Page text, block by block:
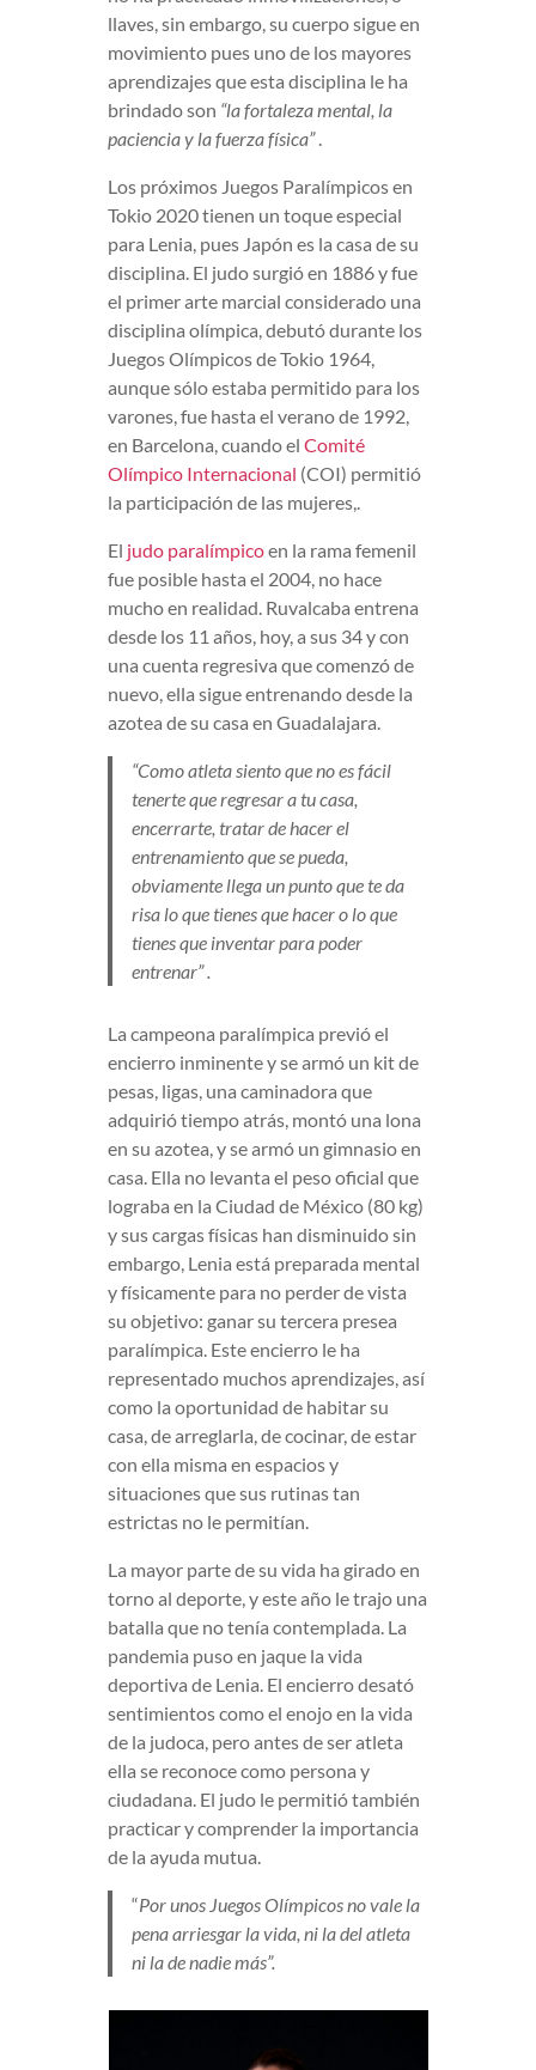
llaves, sin embargo, su cuerpo sigue en
movimiento pues uno de los mayores
aprendizajes que esta disciplina le ha
brindado son “la fortaleza mental, la
paciencia y la fuerza física”.
Los próximos Juegos Paralímpicos en
Tokio 2020 tienen un toque especial
para Lenia, pues Japón es la casa de su
disciplina. El judo surgió en 1886 y fue
el primer arte marcial considerado una
disciplina olímpica, debutó durante los
Juegos Olímpicos de Tokio 1964,
aunque sólo estaba permitido para los
varones, fue hasta el verano de 1992,
en Barcelona, cuando elComité
Olímpico Internacional (COI) permitió
la participación de las mujeres,.
El judo paralímpicoen la rama femenil
fue posible hasta el 2004, no hace
mucho en realidad. Ruvalcaba entrena
desde los 11 años, hoy, a sus 34 y con
una cuenta regresiva que comenzó de
nuevo, ella sigue entrenando desde la
azotea de su casa en Guadalajara.
“Como atleta siento que no es fácil
tenerte que regresar a tu casa,
encerrarte, tratar de hacer el
entrenamiento que se pueda,
obviamente llega un punto que te da
risa lo que tienes que hacer o lo que
tienes que inventar para poder
entrenar” .
La campeona paralímpica previó el
encierro inminente y se armó un kit de
pesas, ligas, una caminadora que
adquirió tiempo atrás, montó una lona
en su azotea, y se armó un gimnasio en
casa. Ella no levanta el peso oficial que
lograba en la Ciudad de México (80 kg)
y sus cargas físicas han disminuido sin
embargo, Lenia está preparada mental
y físicamente para no perder de vista
su objetivo: ganar su tercera presea
paralímpica. Este encierro le ha
representado muchos aprendizajes, así
como la oportunidad de habitar su
casa, de arreglarla, de cocinar, de estar
con ella misma en espacios y
situaciones que sus rutinas tan
estrictas no le permitían.
La mayor parte de su vida ha girado en
torno al deporte, y este año le trajo una
batalla que no tenía contemplada. La
pandemia puso en jaque la vida
deportiva de Lenia. El encierro desató
sentimientos como el enojo en la vida
de la judoca, pero antes de ser atleta
ella se reconoce como persona y
ciudadana. El judo le permitió también
practicar y comprender la importancia
de la ayuda mutua.
“Por unos Juegos Olímpicos no vale la
pena arriesgar la vida, ni la del atleta
ni la de nadie más”.